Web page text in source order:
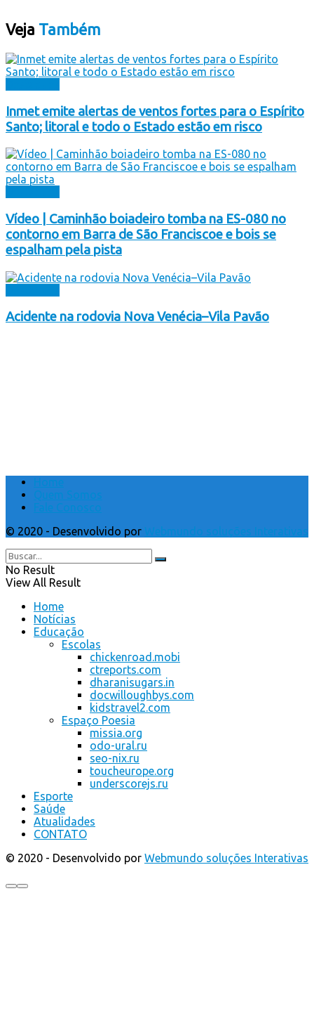
Veja Também
Inmet emite alertas de ventos fortes para o Espírito
Santo; litoral e todo o Estado estão em risco
Vídeo | Caminhão boiadeiro tomba na ES-080 no
contorno em Barra de São Franciscoe e bois se
espalham pela pista
Acidente na rodovia Nova Venécia–Vila Pavão
Home
Quem Somos
Fale Conosco
© 2020 - Desenvolvido por Webmundo soluções Interativas
No Result
View All Result
Home
Notícias
Educação
Escolas
chickenroad.mobi
ctreports.com
dharanisugars.in
docwilloughbys.com
kidstravel2.com
Espaço Poesia
missia.org
odo-ural.ru
seo-nix.ru
toucheurope.org
underscorejs.ru
Esporte
Saúde
Atualidades
CONTATO
© 2020 - Desenvolvido por Webmundo soluções Interativas